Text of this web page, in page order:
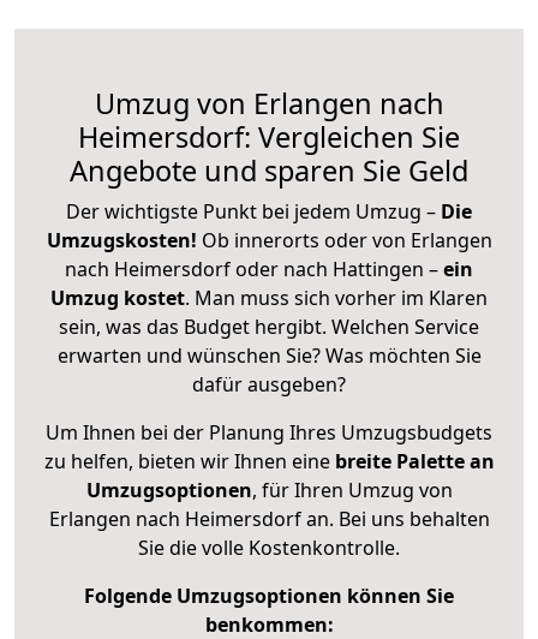
Umzug von Erlangen nach
Heimersdorf: Vergleichen Sie
Angebote und sparen Sie Geld
Der wichtigste Punkt bei jedem Umzug – Die
Umzugskosten! Ob innerorts oder von Erlangen
nach Heimersdorf oder nach Hattingen –ein
Umzug kostet. Man muss sich vorher im Klaren
sein, was das Budget hergibt. Welchen Service
erwarten und wünschen Sie? Was möchten Sie
dafür ausgeben?
Um Ihnen bei der Planung Ihres Umzugsbudgets
zu helfen, bieten wir Ihnen eine breite Palette an
Umzugsoptionen, für Ihren Umzug von
Erlangen nach Heimersdorf an. Bei uns behalten
Sie die volle Kostenkontrolle.
Folgende Umzugsoptionen können Sie
benkommen: